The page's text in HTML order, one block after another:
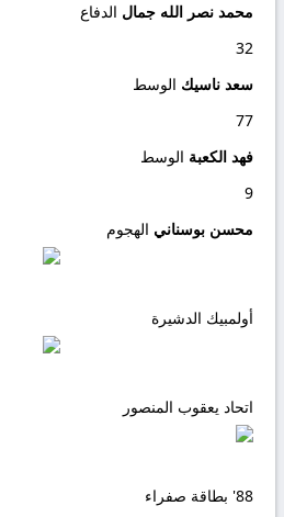
محمد نصر الله جمال الدفاع
32
سعد ناسيك الوسط
77
فهد الكعبة الوسط
9
محسن بوسناني الهجوم
أولمبيك الدشيرة
اتحاد يعقوب المنصور
88' بطاقة صفراء